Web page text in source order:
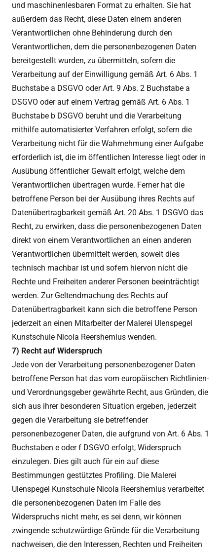
und maschinenlesbaren Format zu erhalten. Sie hat
außerdem das Recht, diese Daten einem anderen
Verantwortlichen ohne Behinderung durch den
Verantwortlichen, dem die personenbezogenen Daten
bereitgestellt wurden, zu übermitteln, sofern die
Verarbeitung auf der Einwilligung gemäß Art. 6 Abs. 1
Buchstabe a DSGVO oder Art. 9 Abs. 2 Buchstabe a
DSGVO oder auf einem Vertrag gemäß Art. 6 Abs. 1
Buchstabe b DSGVO beruht und die Verarbeitung
mithilfe automatisierter Verfahren erfolgt, sofern die
Verarbeitung nicht für die Wahrnehmung einer Aufgabe
erforderlich ist, die im öffentlichen Interesse liegt oder in
Ausübung öffentlicher Gewalt erfolgt, welche dem
Verantwortlichen übertragen wurde. Ferner hat die
betroffene Person bei der Ausübung ihres Rechts auf
Datenübertragbarkeit gemäß Art. 20 Abs. 1 DSGVO das
Recht, zu erwirken, dass die personenbezogenen Daten
direkt von einem Verantwortlichen an einen anderen
Verantwortlichen übermittelt werden, soweit dies
technisch machbar ist und sofern hiervon nicht die
Rechte und Freiheiten anderer Personen beeinträchtigt
werden. Zur Geltendmachung des Rechts auf
Datenübertragbarkeit kann sich die betroffene Person
jederzeit an einen Mitarbeiter der Malerei Ulenspegel
Kunstschule Nicola Reershemius wenden.
7) Recht auf Widerspruch
Jede von der Verarbeitung personenbezogener Daten
betroffene Person hat das vom europäischen Richtlinien-
und Verordnungsgeber gewährte Recht, aus Gründen, die
sich aus ihrer besonderen Situation ergeben, jederzeit
gegen die Verarbeitung sie betreffender
personenbezogener Daten, die aufgrund von Art. 6 Abs. 1
Buchstaben e oder f DSGVO erfolgt, Widerspruch
einzulegen. Dies gilt auch für ein auf diese
Bestimmungen gestütztes Profiling. Die Malerei
Ulenspegel Kunstschule Nicola Reershemius verarbeitet
die personenbezogenen Daten im Falle des
Widerspruchs nicht mehr, es sei denn, wir können
zwingende schutzwürdige Gründe für die Verarbeitung
nachweisen, die den Interessen, Rechten und Freiheiten